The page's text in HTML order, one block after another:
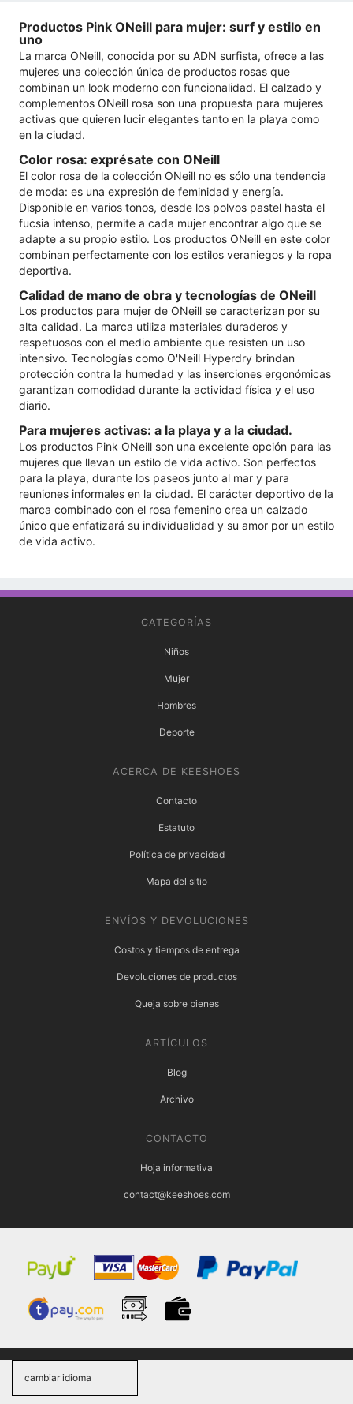
Productos Pink ONeill para mujer: surf y estilo en
uno
La marca ONeill, conocida por su ADN surfista, ofrece a las
mujeres una colección única de productos rosas que
combinan un look moderno con funcionalidad. El calzado y
complementos ONeill rosa son una propuesta para mujeres
activas que quieren lucir elegantes tanto en la playa como
en la ciudad.
Color rosa: exprésate con ONeill
El color rosa de la colección ONeill no es sólo una tendencia
de moda: es una expresión de feminidad y energía.
Disponible en varios tonos, desde los polvos pastel hasta el
fucsia intenso, permite a cada mujer encontrar algo que se
adapte a su propio estilo. Los productos ONeill en este color
combinan perfectamente con los estilos veraniegos y la ropa
deportiva.
Calidad de mano de obra y tecnologías de ONeill
Los productos para mujer de ONeill se caracterizan por su
alta calidad. La marca utiliza materiales duraderos y
respetuosos con el medio ambiente que resisten un uso
intensivo. Tecnologías como O'Neill Hyperdry brindan
protección contra la humedad y las inserciones ergonómicas
garantizan comodidad durante la actividad física y el uso
diario.
Para mujeres activas: a la playa y a la ciudad.
Los productos Pink ONeill son una excelente opción para las
mujeres que llevan un estilo de vida activo. Son perfectos
para la playa, durante los paseos junto al mar y para
reuniones informales en la ciudad. El carácter deportivo de la
marca combinado con el rosa femenino crea un calzado
único que enfatizará su individualidad y su amor por un estilo
de vida activo.
CATEGORÍAS
Niños
Mujer
Hombres
Deporte
ACERCA DE KEESHOES
Contacto
Estatuto
Política de privacidad
Mapa del sitio
ENVÍOS Y DEVOLUCIONES
Costos y tiempos de entrega
Devoluciones de productos
Queja sobre bienes
ARTÍCULOS
Blog
Archivo
CONTACTO
Hoja informativa
contact@keeshoes.com
cambiar idioma